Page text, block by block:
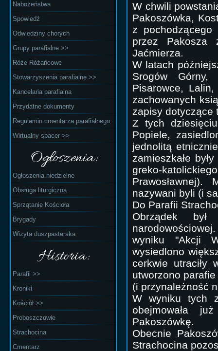
Nabożeństwa
Spowiedź
Odwiedziny chorych
Grupy parafialne >>
Róże Różańcowe
Stowarzyszenia parafialne >>
Kancelaria parafialna
Przydatne dokumenty
Regulamin cmentarza parafialnego
Wirtualny spacer >>
Ogłoszenia:
Ogłoszenia niedzielne
Obsługa liturgiczna
Sprzątanie Kościoła
Brygady
Wizyta duszpasterska
Historia:
Parafii >>
Kroniki
Kościół >>
Proboszczowie
Strachocina
Cmentarz
W chwili
Pakoszówka,
z
przez Pakosza
Jaćmierza.
W latach
Srogów Górny,
Pisarowce,
zachowanych
zapisy dotyczące
Z tych
Popiele,
jednolitą
zamieszkałe
greko-
nazywani byli (i
Do Parafii
Obrządek
wyniku "Akcji
wysiedlono
cerkwie utraciły
utworzono
(i przynależność
W wyniku tych
obejmowała
Pakoszówkę.
Obecnie
Strachocina